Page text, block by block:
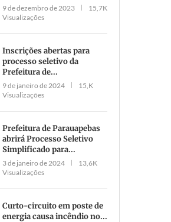
Eletricista morre
17 de janeiro de 2024
9 de dezembro de 2023
15,7K
Visualizações
Inscrições abertas para
processo seletivo da
Prefeitura de...
9 de janeiro de 2024
15,K
Visualizações
Prefeitura de Parauapebas
abrirá Processo Seletivo
Simplificado para...
3 de janeiro de 2024
13,6K
Visualizações
Curto-circuito em poste de
energia causa incêndio no...